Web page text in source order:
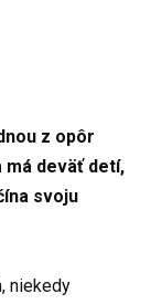
z opôr
má deväť detí,
svoju
niekedy